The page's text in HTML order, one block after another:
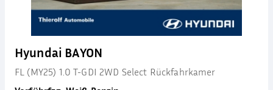
Hyundai BAYON
FL (MY25) 1.0 T-GDI 2WD Select Rückfahrkamer